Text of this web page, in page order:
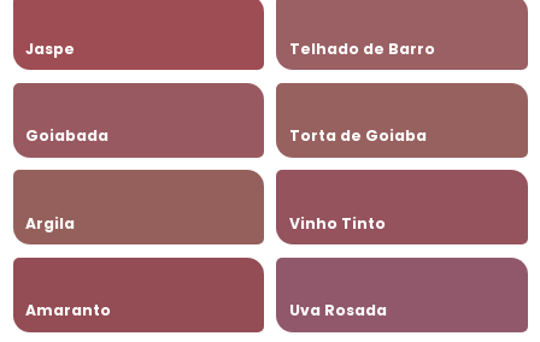
Jaspe Telhado de Barro
Goiabada Torta de Goiaba
Argila Vinho Tinto
Amaranto Uva Rosada